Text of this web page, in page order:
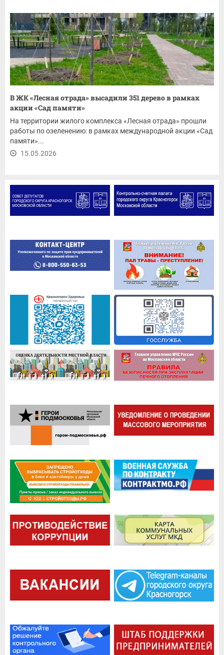
В ЖК «Лесная отрада» высадили 351 дерево в рамках
акции «Сад памяти»
На территории жилого комплекса «Лесная отрада» прошли
работы по озеленению: в рамках международной акции «Сад
памяти»...
15.05.2026